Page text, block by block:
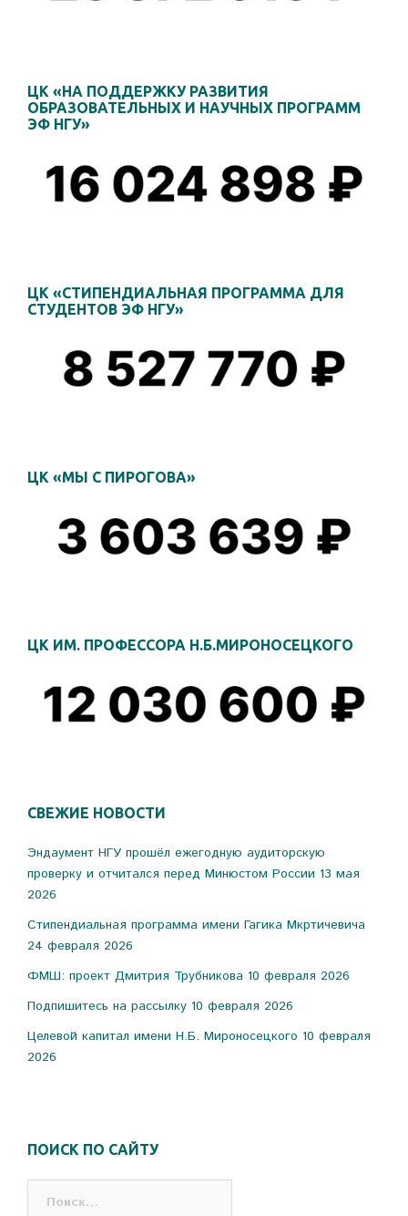
ЦК «НА ПОДДЕРЖКУ РАЗВИТИЯ
ОБРАЗОВАТЕЛЬНЫХ И НАУЧНЫХ ПРОГРАММ
ЭФ НГУ»
ЦК «СТИПЕНДИАЛЬНАЯ ПРОГРАММА ДЛЯ
СТУДЕНТОВ ЭФ НГУ»
ЦК «МЫ С ПИРОГОВА»
ЦК ИМ. ПРОФЕССОРА Н.Б.МИРОНОСЕЦКОГО
СВЕЖИЕ НОВОСТИ
Эндаумент НГУ прошёл ежегодную аудиторскую
проверку и отчитался перед Минюстом России 13 мая
2026
Стипендиальная программа имени Гагика Мкртичевича
24 февраля 2026
ФМШ: проект Дмитрия Трубникова 10 февраля 2026
Подпишитесь на рассылку 10 февраля 2026
Целевой капитал имени Н.Б. Мироносецкого 10 февраля
2026
ПОИСК ПО САЙТУ